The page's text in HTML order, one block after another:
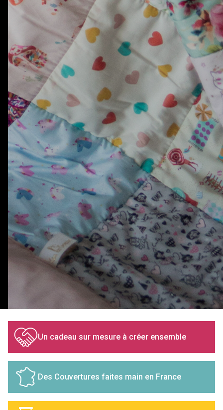
Un cadeau sur mesure à créer ensemble
Des Couvertures faites main en France